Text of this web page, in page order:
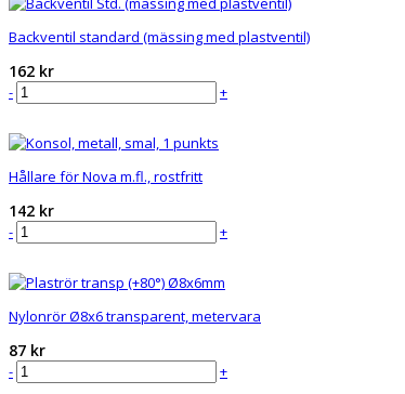
Backventil standard (mässing med plastventil)
162 kr
- +
Hållare för Nova m.fl., rostfritt
142 kr
- +
Nylonrör Ø8x6 transparent, metervara
87 kr
- +